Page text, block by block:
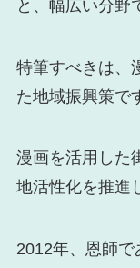
と、幅広い分野
特筆すべきは、
た地域振興策で
漫画を活用した
地活性化を推進
2012年、恩師